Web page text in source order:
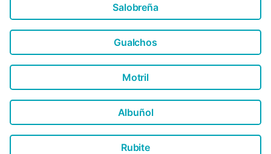
Salobreña
Gualchos
Motril
Albuñol
Rubite